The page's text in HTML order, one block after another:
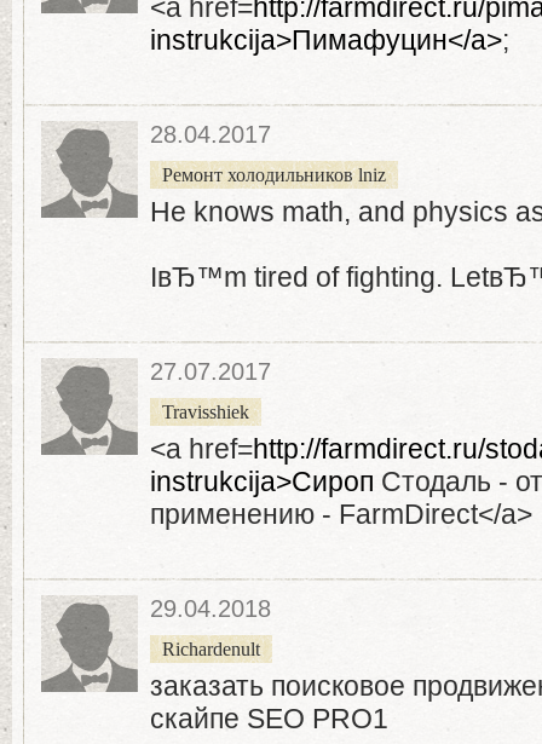
<a href=http://farmdirect.ru/
instrukcija>Пимафуцин</a>;
28.04.2017
Ремонт холодильников lniz
He knows math, and physics
IвЂ™m tired of fighting.
27.07.2017
Travisshiek
<a href=http://farmdirect.ru/
instrukcija>Сироп Стодаль -
применению - FarmDirect</a>
29.04.2018
Richardenult
заказать поисковое
скайпе SEO PRO1